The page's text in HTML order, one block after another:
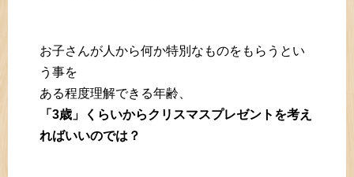
お子さんが人から何か特別なものをもらうとい
う事を
ある程度理解できる年齢、
「3歳」くらいからクリスマスプレゼントを考え
ればいいのでは？